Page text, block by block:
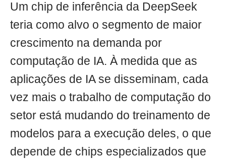
Um chip de inferência da DeepSeek
teria como alvo o segmento de maior
crescimento na demanda por
computação de IA. À medida que as
aplicações de IA se disseminam, cada
vez mais o trabalho de computação do
setor está mudando do treinamento de
modelos para a execução deles, o que
depende de chips especializados que